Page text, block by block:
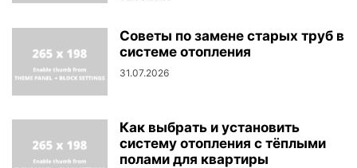
Советы по замене старых труб в
системе отопления
31.07.2026
Как выбрать и установить
систему отопления с тёплыми
полами для квартиры